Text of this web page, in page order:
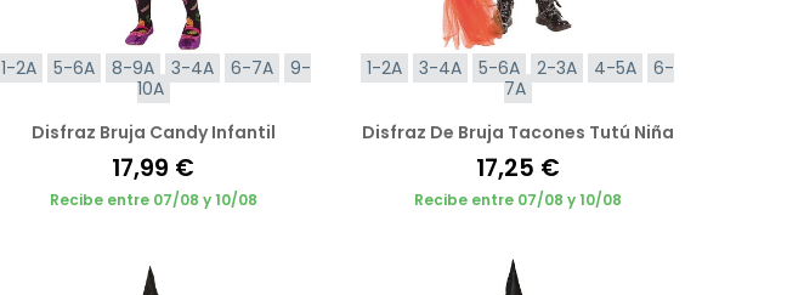
1-2A 5-6A 8-9A 3-4A 6-7A
9-
10A
Disfraz Bruja Candy Infantil
17,99 €
Recibe entre 07/08 y 10/08
1-2A 3-4A 5-6A 2-3A 4-5A
6-
7A
Disfraz De Bruja Tacones Tutú Niña
17,25 €
Recibe entre 07/08 y 10/08